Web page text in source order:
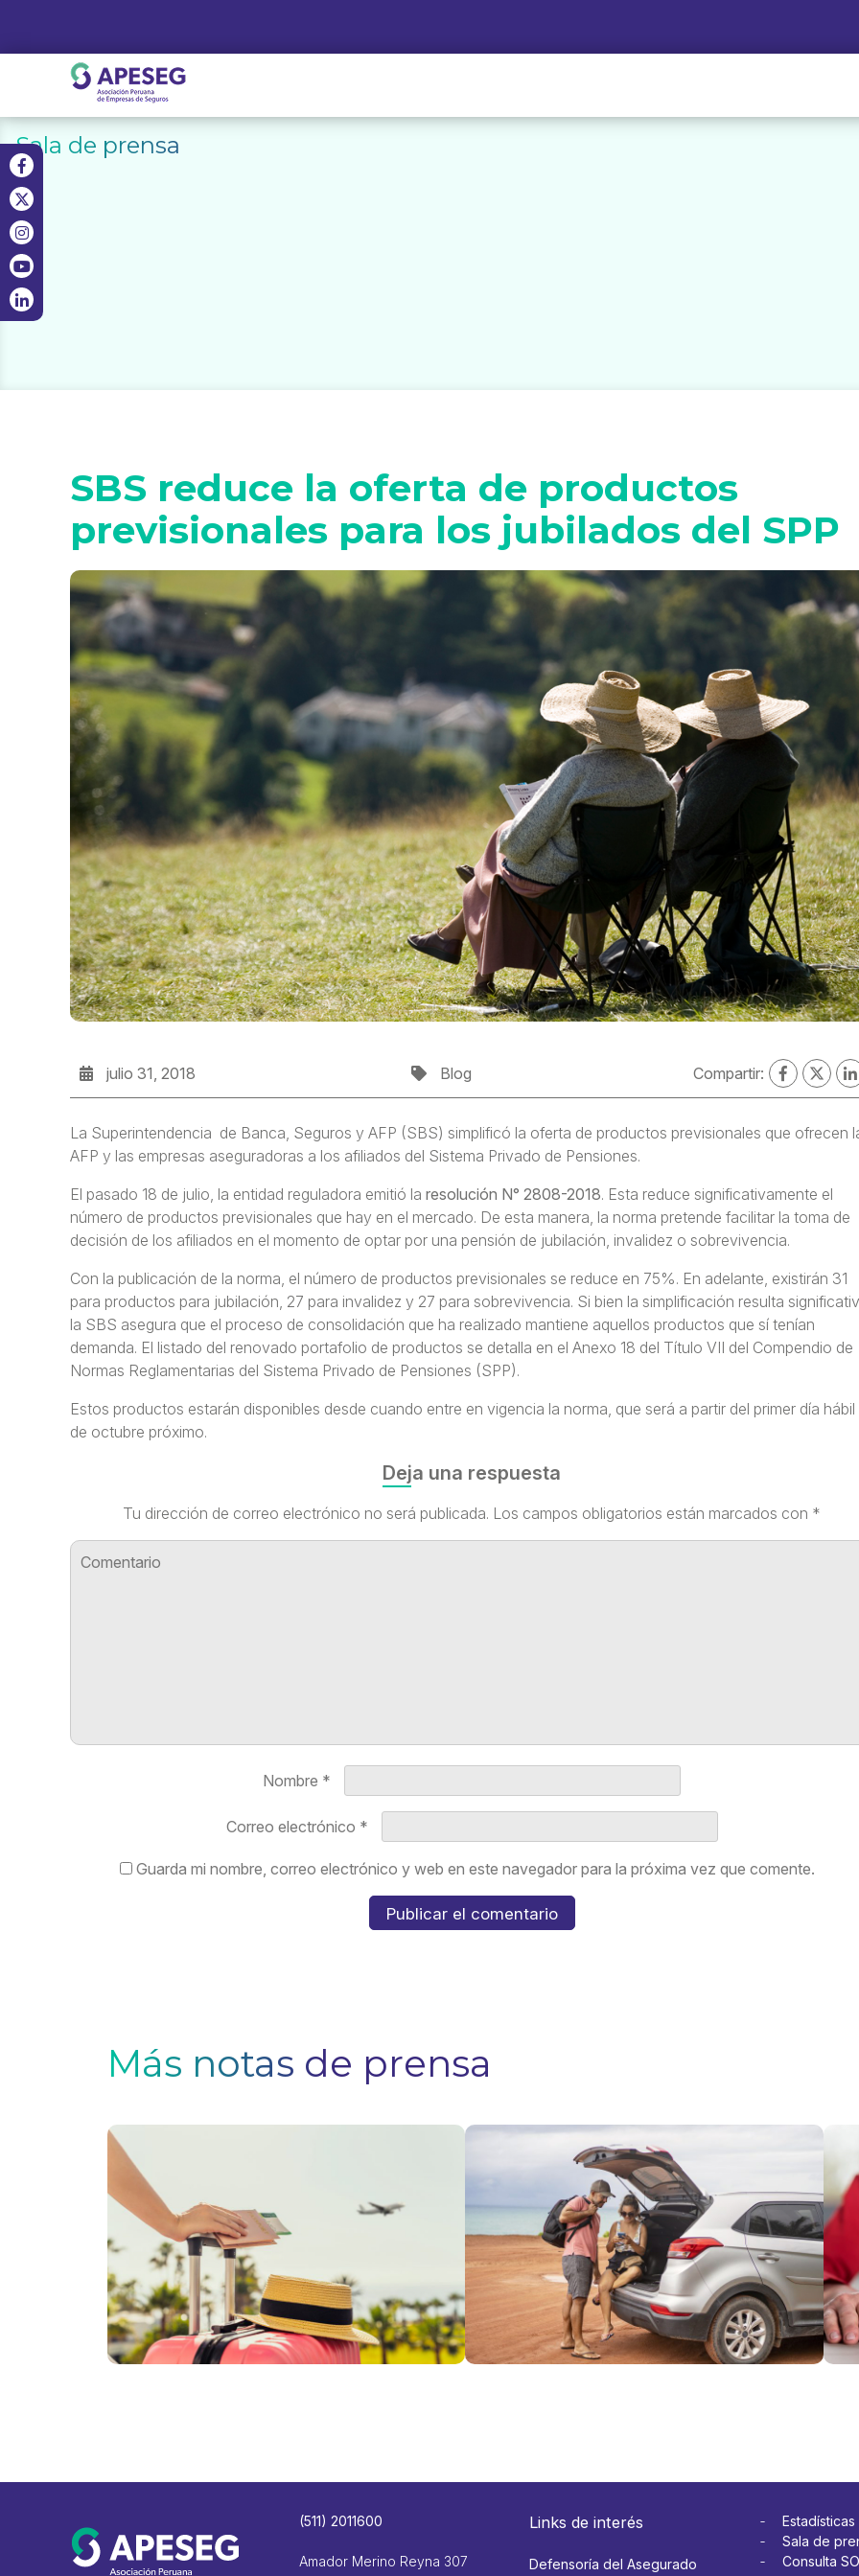
content
APESEG
Sala de prensa
SBS reduce la oferta de productos
previsionales para los jubilados del SPP
julio 31, 2018 Blog Compartir:
La Superintendencia de Banca, Seguros y AFP (SBS) simplificó la oferta de productos previsionales que ofrecen
AFP y las empresas aseguradoras a los afiliados del Sistema Privado de Pensiones.
El pasado 18 de julio, la entidad reguladora emitió la resolución N° 2808-2018. Esta reduce significativamente el
número de productos previsionales que hay en el mercado. De esta manera, la norma pretende facilitar la toma de
decisión de los afiliados en el momento de optar por una pensión de jubilación, invalidez o sobrevivencia.
Con la publicación de la norma, el número de productos previsionales se reduce en 75%. En adelante, existirán 31
para productos para jubilación, 27 para invalidez y 27 para sobrevivencia. Si bien la simplificación resulta
la SBS asegura que el proceso de consolidación que ha realizado mantiene aquellos productos que sí tenían
demanda. El listado del renovado portafolio de productos se detalla en el Anexo 18 del Título VII del Compendio de
Normas Reglamentarias del Sistema Privado de Pensiones (SPP).
Estos productos estarán disponibles desde cuando entre en vigencia la norma, que será a partir del primer día hábil
de octubre próximo.
Deja una respuesta
Tu dirección de correo electrónico no será publicada. Los campos obligatorios están marcados con *
Nombre *
Correo electrónico *
Guarda mi nombre, correo electrónico y web en este navegador para la próxima vez que comente.
Más notas de prensa
Viajes por
qué hacer
si
necesitas
seguro en
el
y
en
Ver
(511) 2011600
Amador Merino Reyna 307
Links de interés
Defensoría del Asegurado
Estadísticas
Sala de
Consulta